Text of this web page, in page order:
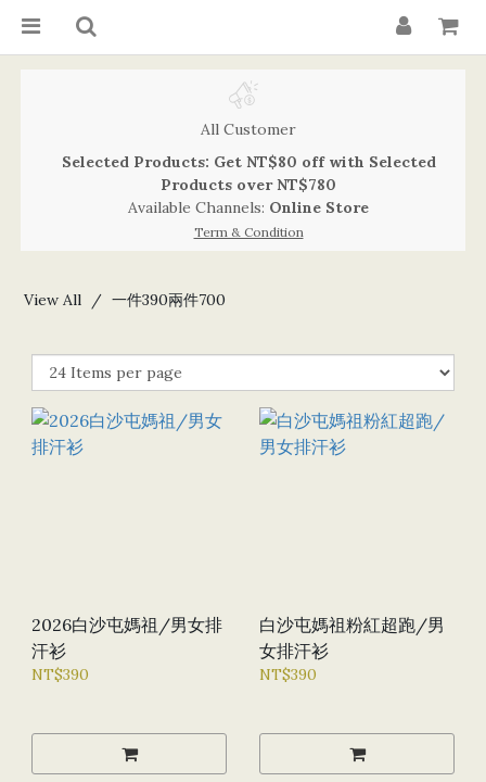
All Customer
Selected Products: Get NT$80 off with Selected
Products over NT$780
Available Channels: Online Store
Term & Condition
View All 一件390兩件700
2026白沙屯媽祖/男女排
汗衫
NT$390
白沙屯媽祖粉紅超跑/男
女排汗衫
NT$390